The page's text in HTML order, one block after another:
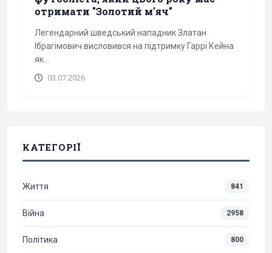
отримати "Золотий м'яч"
Легендарний шведський нападник Златан
Ібрагімович висловився на підтримку Гаррі Кейна
як...
03.07.2026
КАТЕГОРІЇ
Життя 841
Війна 2958
Політика 800